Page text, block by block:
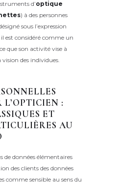
d’optique
) à des personnes
sous l’expression
il est considéré comme un
que son activité vise à
des individues.
L’OPTICIEN :
ET
AU
de données élémentaires
des clients des données
comme sensible au sens du